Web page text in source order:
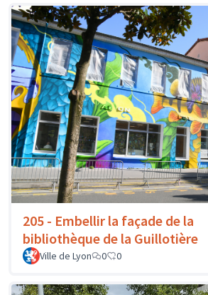
205 - Embellir la façade de la
bibliothèque de la Guillotière
Ville de Lyon 0 0